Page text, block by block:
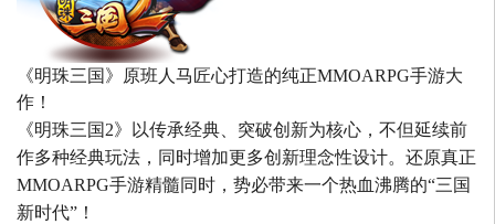
《明珠三国》原班人马匠心打造的纯正MMOARPG手游大
作！
《明珠三国2》以传承经典、突破创新为核心，不但延续前
作多种经典玩法，同时增加更多创新理念性设计。还原真正
MMOARPG手游精髓同时，势必带来一个热血沸腾的“三国
新时代”！